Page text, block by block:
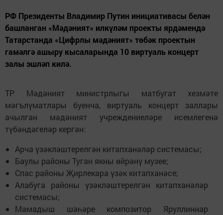
РФ Президенты Владимир Путин инициативасы белән
башланган «Мәдәният» илкүләм проекты ярдәмендә
Татарстанда «Цифрлы мәдәният» төбәк проектын
гамәлгә ашыру кысаларында 10 виртуаль концерт
залы эшләп килә.
ТР Мәдәният министрлыгы матбугат хезмәте
мәгълүматлары буенча, виртуаль концерт заллары
ачылган мәдәният учреждениеләре исемлегенә
түбәндәгеләр кергән:
Арча үзәкләштерелгән китапханәләр системасы;
Баулы районы Туган якны өйрәнү музее;
Спас районы Җирлекара үзәк китапханәсе;
Алабуга районы үзәкләштерелгән китапханәләр
системасы;
Мамадыш шәһәре композитор Яруллиннар